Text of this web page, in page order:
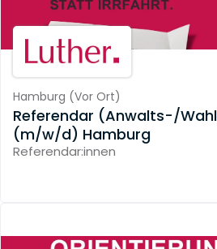
Hamburg (Vor Ort)
Referendar (Anwalts-/
(m/w/d) Hamburg
Referendar:innen